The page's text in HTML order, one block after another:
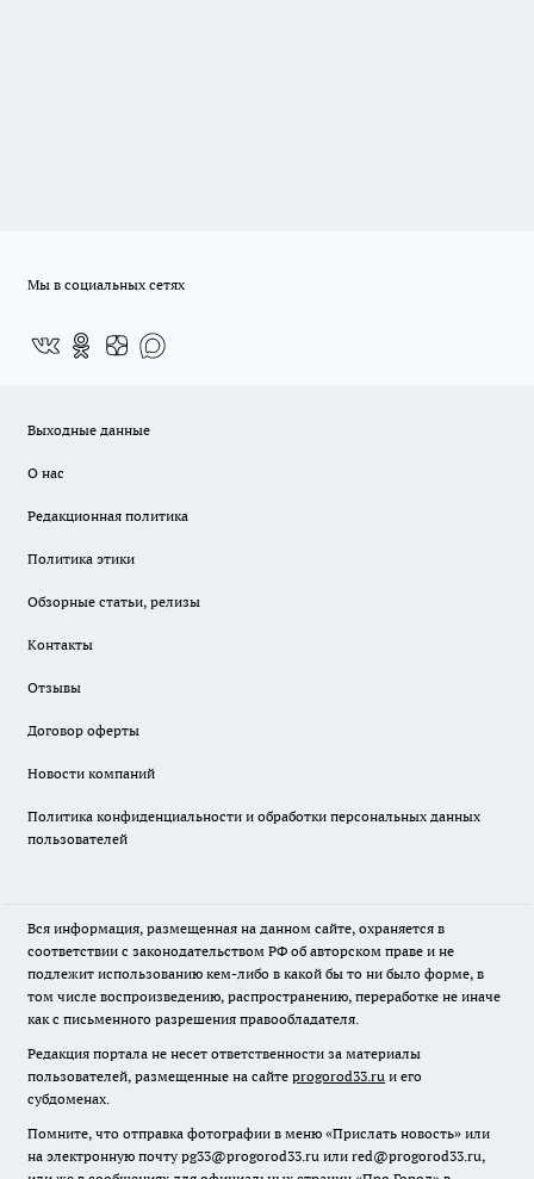
Мы в социальных сетях
Выходные данные
О нас
Редакционная политика
Политика этики
Обзорные статьи, релизы
Контакты
Отзывы
Договор оферты
Новости компаний
Политика конфиденциальности и обработки персональных данных
пользователей
Вся информация, размещенная на данном сайте, охраняется в
соответствии с законодательством РФ об авторском праве и не
подлежит использованию кем-либо в какой бы то ни было форме, в
том числе воспроизведению, распространению, переработке не иначе
как с письменного разрешения правообладателя.
Редакция портала не несет ответственности за материалы
пользователей, размещенные на сайте progorod33.ru и его
субдоменах.
Помните, что отправка фотографии в меню «Прислать новость» или
на электронную почту pg33@progorod33.ru или red@progorod33.ru,